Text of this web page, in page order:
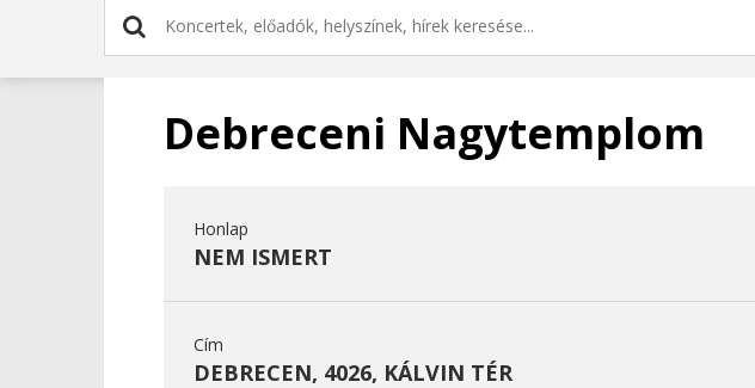
Debreceni Nagytemplom
Honlap
NEM ISMERT
Cím
DEBRECEN, 4026, KÁLVIN TÉR